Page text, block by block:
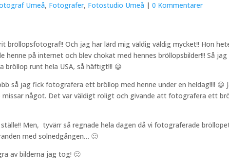
Umeå, Fotografer, Fotostudio Umeå |0 Kommentarer
bröllopsfotograf!! Och jag har lärd mig väldig väldig mycket!! Hon
henne på internet och blev chokat med hennes bröllopsbilder!!! Så
runt hela USA, så häftigt!!! 😀
så jag fick fotografera ett bröllop med henne under en heldag!!!! 😀
något. Det var väldigt roligt och givande att fotografera ett
Men, tyvärr så regnade hela dagen då vi fotograferade
med solnedgången… 🙁
av bilderna jag tog! 🙂